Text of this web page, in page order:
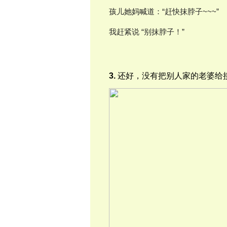
孩儿她妈喊道：“赶快抹脖子~~~”
我赶紧说 “别抹脖子！”
3. 还好，没有把别人家的老婆给